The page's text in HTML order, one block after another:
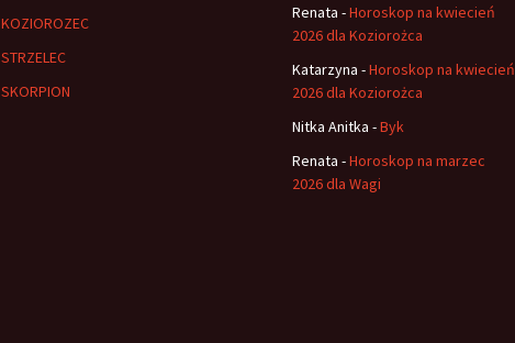
KOZIOROZEC
STRZELEC
SKORPION
Renata -Horoskop na kwiecień
2026 dla Koziorożca
Katarzyna -Horoskop na kwiecień
2026 dla Koziorożca
Nitka Anitka -Byk
Renata -Horoskop na marzec
2026 dla Wagi